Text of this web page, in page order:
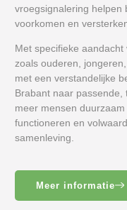
vroegsignalering helpen
voorkomen en
Met specifieke
zoals ouderen,
met een verstandelijke
Brabant naar
meer mensen
functioneren en
samenleving.
Meer informatie